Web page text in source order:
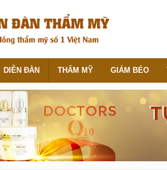
DIỄN ĐÀN THẨM MỸ GIẢM BÉO